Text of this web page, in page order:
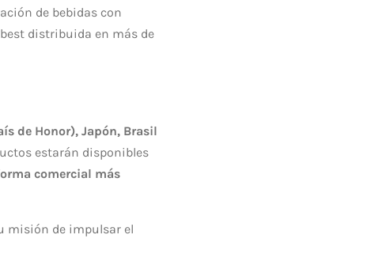
de bebidas con
distribuida en más de
de Honor), Japón, Brasil
estarán disponibles
comercial más
misión de impulsar el